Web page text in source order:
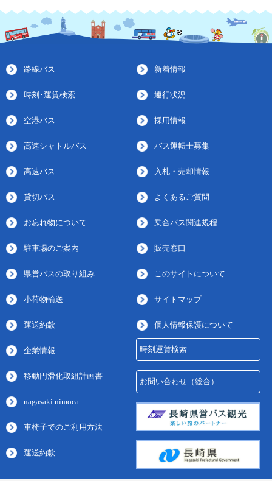
路線バス
時刻･運賃検索
空港バス
高速シャトルバス
高速バス
貸切バス
お忘れ物について
駐車場のご案内
県営バスの取り組み
小荷物輸送
運送約款
企業情報
移動円滑化取組計画書
nagasaki nimoca
車椅子でのご利用方法
運送約款
新着情報
運行状況
採用情報
バス運転士募集
入札・売却情報
よくあるご質問
乗合バス関連規程
販売窓口
このサイトについて
サイトマップ
個人情報保護について
時刻運賃検索
お問い合わせ（総合）